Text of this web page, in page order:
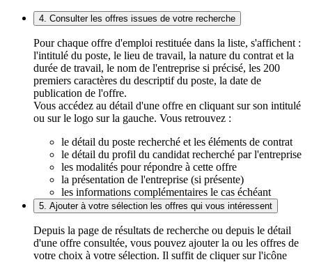
4. Consulter les offres issues de votre recherche
Pour chaque offre d'emploi restituée dans la liste, s'affichent :
l'intitulé du poste, le lieu de travail, la nature du contrat et la
durée de travail, le nom de l'entreprise si précisé, les 200
premiers caractères du descriptif du poste, la date de
publication de l'offre.
Vous accédez au détail d'une offre en cliquant sur son intitulé
ou sur le logo sur la gauche. Vous retrouvez :
le détail du poste recherché et les éléments de contrat
le détail du profil du candidat recherché par l'entreprise
les modalités pour répondre à cette offre
la présentation de l'entreprise (si présente)
les informations complémentaires le cas échéant
5. Ajouter à votre sélection les offres qui vous intéressent
Depuis la page de résultats de recherche ou depuis le détail
d'une offre consultée, vous pouvez ajouter la ou les offres de
votre choix à votre sélection. Il suffit de cliquer sur l'icône